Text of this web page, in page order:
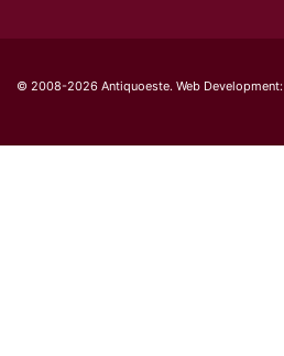
© 2008-2026 Antiquoeste. Web Development: